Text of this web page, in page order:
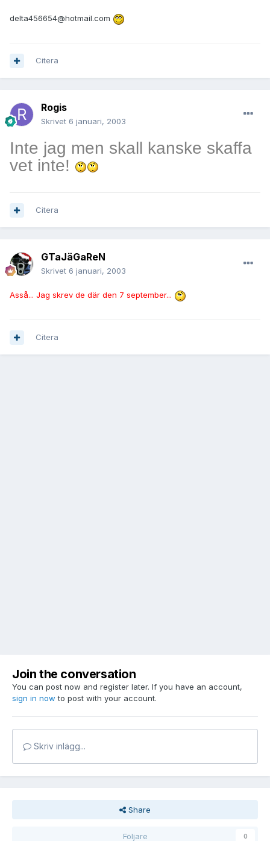
delta456654@hotmail.com
Citera
Rogis
Skrivet 6 januari, 2003
Inte jag men skall kanske skaffa
vet inte!
Citera
GTaJäGaReN
Skrivet 6 januari, 2003
Asså... Jag skrev de där den 7 september...
Citera
Join the conversation
You can post now and register later. If you have an account,
sign in now to post with your account.
Skriv inlägg...
Share
Följare 0